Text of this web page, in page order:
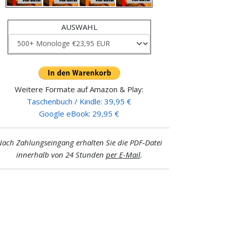
AUSWAHL
Weitere Formate auf Amazon & Play:
Taschenbuch / Kindle: 39,95 €
Google eBook: 29,95 €
Zahlungseingang erhalten Sie die PDF-Datei
innerhalb von 24 Stunden per E-Mail.